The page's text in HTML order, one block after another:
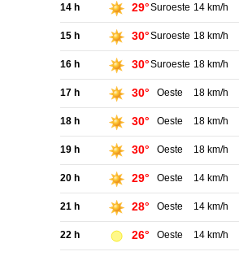
14 h 29°Suroeste 14 km/h
15 h 30°Suroeste 18 km/h
16 h 30°Suroeste 18 km/h
17 h 30° Oeste 18 km/h
18 h 30° Oeste 18 km/h
19 h 30° Oeste 18 km/h
20 h 29° Oeste 14 km/h
21 h 28° Oeste 14 km/h
22 h 26° Oeste 14 km/h